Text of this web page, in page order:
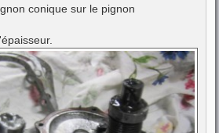
conique sur le pignon